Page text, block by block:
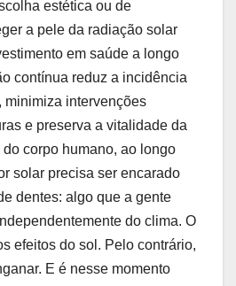
estética ou de
a pele da radiação solar
em saúde a longo
contínua reduz a incidência
minimiza intervenções
e preserva a vitalidade da
corpo humano, ao longo
solar precisa ser encarado
dentes: algo que a gente
do clima. O
efeitos do sol. Pelo contrário,
E é nesse momento